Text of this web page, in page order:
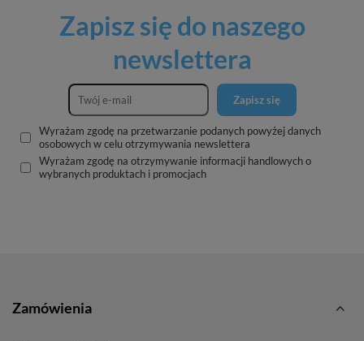
Zapisz się do naszego
newslettera
Zapisz się
Wyrażam zgodę na przetwarzanie podanych powyżej danych
osobowych w celu otrzymywania newslettera
Wyrażam zgodę na otrzymywanie informacji handlowych o
wybranych produktach i promocjach
Zamówienia